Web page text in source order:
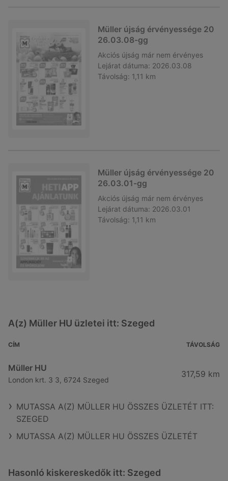
Müller újság érvényessége 20
26.03.08-gg
Akciós újság már nem érvényes
Lejárat dátuma: 2026.03.08
Távolság: 1,11 km
Müller újság érvényessége 20
26.03.01-gg
Akciós újság már nem érvényes
Lejárat dátuma: 2026.03.01
Távolság: 1,11 km
A(z) Müller HU üzletei itt: Szeged
CÍM TÁVOLSÁG
Müller HU
London krt. 3 3, 6724 Szeged
317,59 km
MUTASSA A(Z) MÜLLER HU ÖSSZES ÜZLETÉT ITT:
SZEGED
MUTASSA A(Z) MÜLLER HU ÖSSZES ÜZLETÉT
Hasonló kiskereskedők itt: Szeged